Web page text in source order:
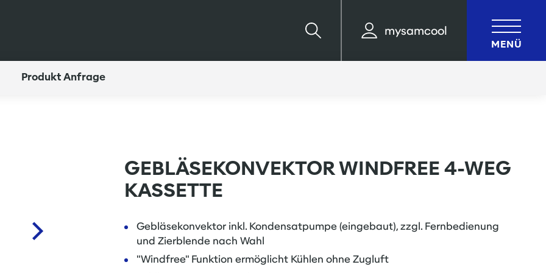
Suche
mysamcool
MENÜ
Produkt Anfrage
GEBLÄSEKONVEKTOR WINDFREE 4-WEG
KASSETTE
Gebläsekonvektor inkl. Kondensatpumpe (eingebaut), zzgl. Fernbedienung
und Zierblende nach Wahl
"Windfree" Funktion ermöglicht Kühlen ohne Zugluft